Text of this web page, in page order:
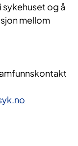
sykehuset og å
mellom